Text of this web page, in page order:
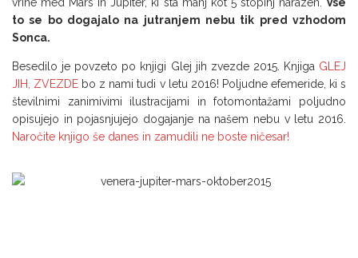
vrine med Mars in Jupiter, ki sta manj kot 5 stopinj narazen. Vse
to se bo dogajalo na jutranjem nebu tik pred vzhodom
Sonca.
Besedilo je povzeto po knjigi Glej jih zvezde 2015. Knjiga GLEJ
JIH, ZVEZDE bo z nami tudi v letu 2016! Poljudne efemeride, ki s
številnimi zanimivimi ilustracijami in fotomontažami poljudno
opisujejo in pojasnjujejo dogajanje na našem nebu v letu 2016.
Naročite knjigo še danes in zamudili ne boste ničesar!